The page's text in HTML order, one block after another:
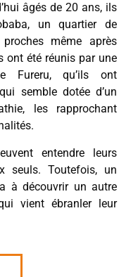
âgés de 20 ans, ils
un quartier de
même après
ont été réunis par une
Fureru, qu’ils ont
semble dotée d’un
les rapprochant
entendre leurs
seuls. Toutefois, un
à découvrir un autre
vient ébranler leur